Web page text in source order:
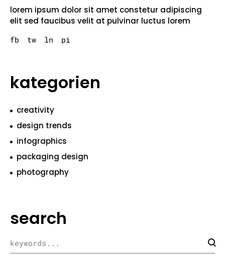
lorem ipsum dolor sit amet constetur adipiscing
elit sed faucibus velit at pulvinar luctus lorem
fb tw ln pi
kategorien
creativity
design trends
infographics
packaging design
photography
search